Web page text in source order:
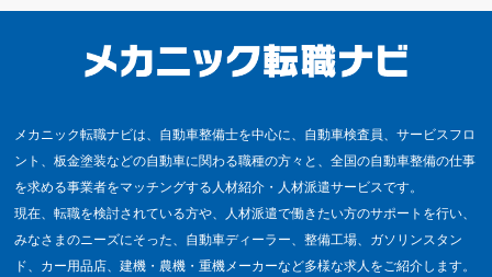
メカニック転職ナビは、自動車整備士を中心に、自動車検査員、サービスフロ
ント、板金塗装などの自動車に関わる職種の方々と、全国の自動車整備の仕事
を求める事業者をマッチングする人材紹介・人材派遣サービスです。
現在、転職を検討されている方や、人材派遣で働きたい方のサポートを行い、
みなさまのニーズにそった、自動車ディーラー、整備工場、ガソリンスタン
ド、カー用品店、建機・農機・重機メーカーなど多様な求人をご紹介します。